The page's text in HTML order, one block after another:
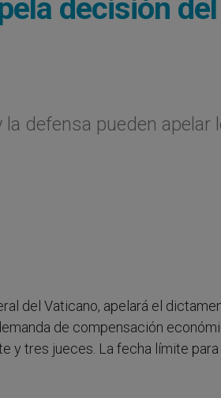
decisión del
la defensa pueden apelar
del Vaticano, apelará el
de compensación
y tres jueces. La fecha límite para